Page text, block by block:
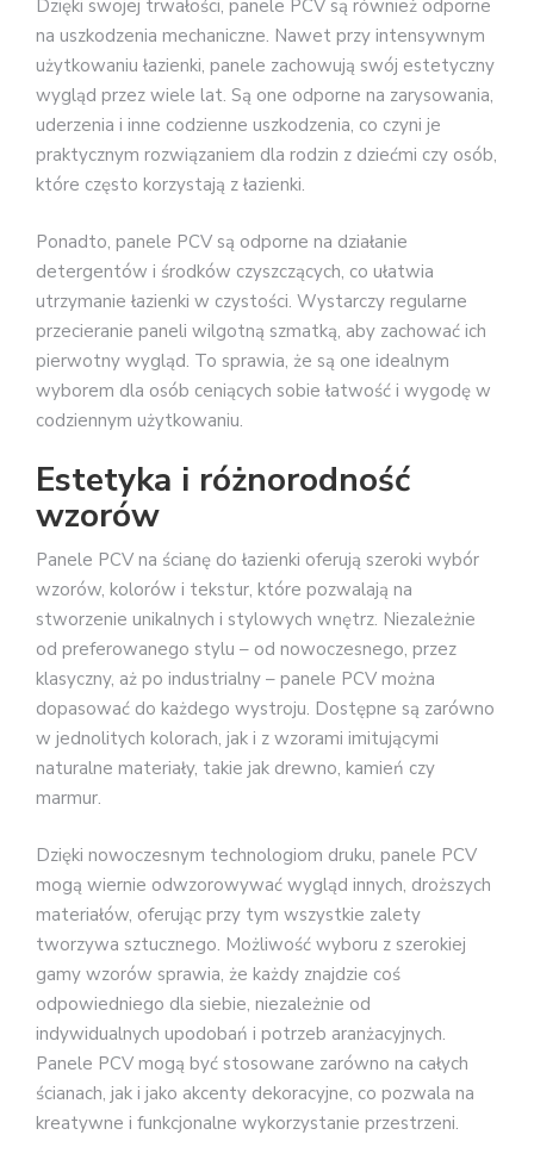
Dzięki swojej trwałości, panele PCV są również odporne
na uszkodzenia mechaniczne. Nawet przy intensywnym
użytkowaniu łazienki, panele zachowują swój estetyczny
wygląd przez wiele lat. Są one odporne na zarysowania,
uderzenia i inne codzienne uszkodzenia, co czyni je
praktycznym rozwiązaniem dla rodzin z dziećmi czy osób,
które często korzystają z łazienki.
Ponadto, panele PCV są odporne na działanie
detergentów i środków czyszczących, co ułatwia
utrzymanie łazienki w czystości. Wystarczy regularne
przecieranie paneli wilgotną szmatką, aby zachować ich
pierwotny wygląd. To sprawia, że są one idealnym
wyborem dla osób ceniących sobie łatwość i wygodę w
codziennym użytkowaniu.
Estetyka i różnorodność
wzorów
Panele PCV na ścianę do łazienki oferują szeroki wybór
wzorów, kolorów i tekstur, które pozwalają na
stworzenie unikalnych i stylowych wnętrz. Niezależnie
od preferowanego stylu – od nowoczesnego, przez
klasyczny, aż po industrialny – panele PCV można
dopasować do każdego wystroju. Dostępne są zarówno
w jednolitych kolorach, jak i z wzorami imitującymi
naturalne materiały, takie jak drewno, kamień czy
marmur.
Dzięki nowoczesnym technologiom druku, panele PCV
mogą wiernie odwzorowywać wygląd innych, droższych
materiałów, oferując przy tym wszystkie zalety
tworzywa sztucznego. Możliwość wyboru z szerokiej
gamy wzorów sprawia, że każdy znajdzie coś
odpowiedniego dla siebie, niezależnie od
indywidualnych upodobań i potrzeb aranżacyjnych.
Panele PCV mogą być stosowane zarówno na całych
ścianach, jak i jako akcenty dekoracyjne, co pozwala na
kreatywne i funkcjonalne wykorzystanie przestrzeni.